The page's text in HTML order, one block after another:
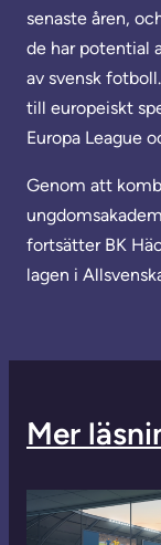
senaste åren,
de har potential
av svensk
till europeiskt
Europa League
Genom att
fortsätter BK
lagen i
Mer